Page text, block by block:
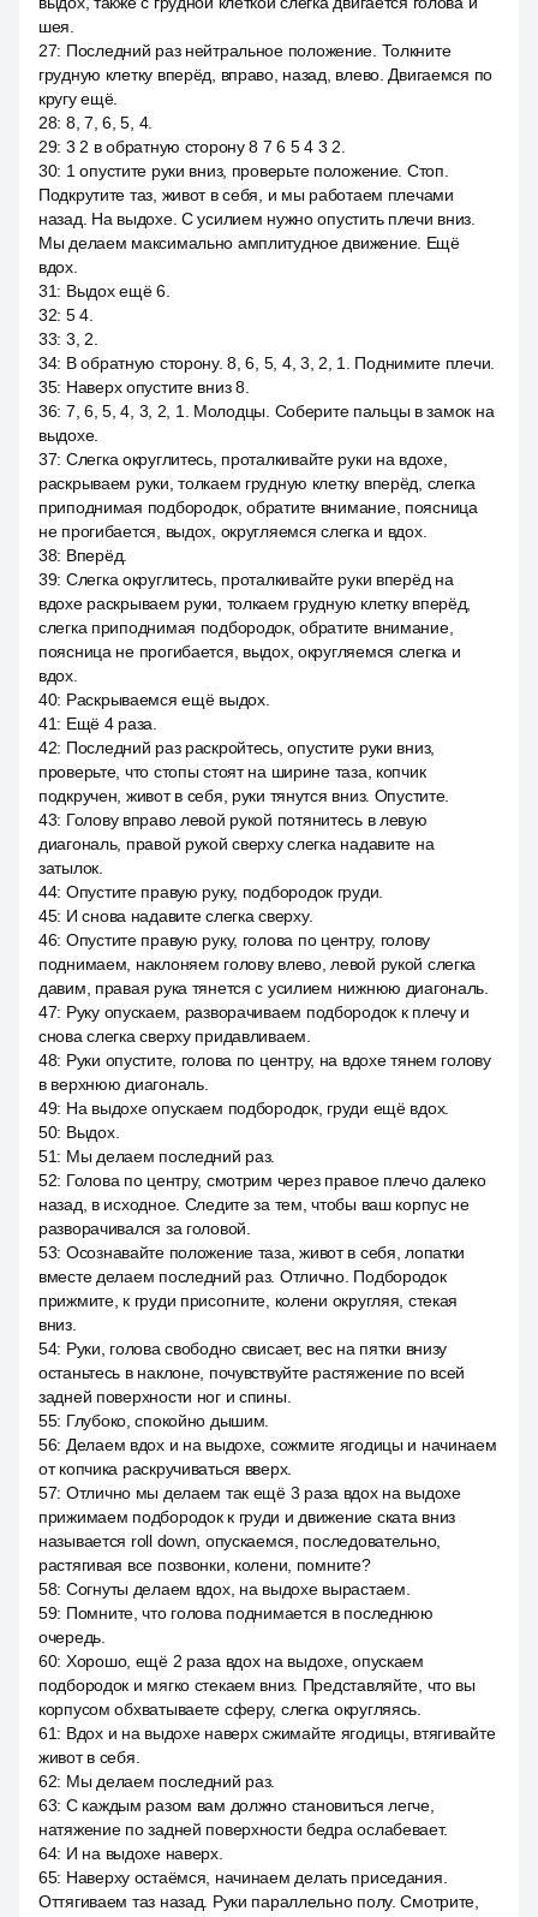
шея.
27: Последний раз нейтральное положение. Толкните
грудную клетку вперёд, вправо, назад, влево. Двигаемся по
кругу ещё.
28: 8, 7, 6, 5, 4.
29: 3 2 в обратную сторону 8 7 6 5 4 3 2.
30: 1 опустите руки вниз, проверьте положение. Стоп.
Подкрутите таз, живот в себя, и мы работаем плечами
назад. На выдохе. С усилием нужно опустить плечи вниз.
Мы делаем максимально амплитудное движение. Ещё
вдох.
31: Выдох ещё 6.
32: 5 4.
33: 3, 2.
34: В обратную сторону. 8, 6, 5, 4, 3, 2, 1. Поднимите плечи.
35: Наверх опустите вниз 8.
36: 7, 6, 5, 4, 3, 2, 1. Молодцы. Соберите пальцы в замок на
выдохе.
37: Слегка округлитесь, проталкивайте руки на вдохе,
раскрываем руки, толкаем грудную клетку вперёд, слегка
приподнимая подбородок, обратите внимание, поясница
не прогибается, выдох, округляемся слегка и вдох.
38: Вперёд.
39: Слегка округлитесь, проталкивайте руки вперёд на
вдохе раскрываем руки, толкаем грудную клетку вперёд,
слегка приподнимая подбородок, обратите внимание,
поясница не прогибается, выдох, округляемся слегка и
вдох.
40: Раскрываемся ещё выдох.
41: Ещё 4 раза.
42: Последний раз раскройтесь, опустите руки вниз,
проверьте, что стопы стоят на ширине таза, копчик
подкручен, живот в себя, руки тянутся вниз. Опустите.
43: Голову вправо левой рукой потянитесь в левую
диагональ, правой рукой сверху слегка надавите на
затылок.
44: Опустите правую руку, подбородок груди.
45: И снова надавите слегка сверху.
46: Опустите правую руку, голова по центру, голову
поднимаем, наклоняем голову влево, левой рукой слегка
давим, правая рука тянется с усилием нижнюю диагональ.
47: Руку опускаем, разворачиваем подбородок к плечу и
снова слегка сверху придавливаем.
48: Руки опустите, голова по центру, на вдохе тянем голову
в верхнюю диагональ.
49: На выдохе опускаем подбородок, груди ещё вдох.
50: Выдох.
51: Мы делаем последний раз.
52: Голова по центру, смотрим через правое плечо далеко
назад, в исходное. Следите за тем, чтобы ваш корпус не
разворачивался за головой.
53: Осознавайте положение таза, живот в себя, лопатки
вместе делаем последний раз. Отлично. Подбородок
прижмите, к груди присогните, колени округляя, стекая
вниз.
54: Руки, голова свободно свисает, вес на пятки внизу
останьтесь в наклоне, почувствуйте растяжение по всей
задней поверхности ног и спины.
55: Глубоко, спокойно дышим.
56: Делаем вдох и на выдохе, сожмите ягодицы и начинаем
от копчика раскручиваться вверх.
57: Отлично мы делаем так ещё 3 раза вдох на выдохе
прижимаем подбородок к груди и движение ската вниз
называется roll down, опускаемся, последовательно,
растягивая все позвонки, колени, помните?
58: Согнуты делаем вдох, на выдохе вырастаем.
59: Помните, что голова поднимается в последнюю
очередь.
60: Хорошо, ещё 2 раза вдох на выдохе, опускаем
подбородок и мягко стекаем вниз. Представляйте, что вы
корпусом обхватываете сферу, слегка округляясь.
61: Вдох и на выдохе наверх сжимайте ягодицы, втягивайте
живот в себя.
62: Мы делаем последний раз.
63: С каждым разом вам должно становиться легче,
натяжение по задней поверхности бедра ослабевает.
64: И на выдохе наверх.
65: Наверху остаёмся, начинаем делать приседания.
Оттягиваем таз назад. Руки параллельно полу. Смотрите,